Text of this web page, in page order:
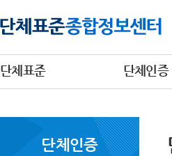
단체표준 단체인증
단체인증